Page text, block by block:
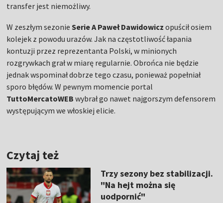
transfer jest niemożliwy.
W zeszłym sezonieSerie A Paweł Dawidowicz opuścił osiem
kolejek z powodu urazów. Jak na częstotliwość łapania
kontuzji przez reprezentanta Polski, w minionych
rozgrywkach grał w miarę regularnie. Obrońca nie będzie
jednak wspominał dobrze tego czasu, ponieważ popełniał
sporo błędów. W pewnym momencie portal
TuttoMercatoWEB wybrał go nawet najgorszym defensorem
występującym we włoskiej elicie.
Czytaj też
Trzy sezony bez stabilizacji.
"Na hejt można się
uodpornić"